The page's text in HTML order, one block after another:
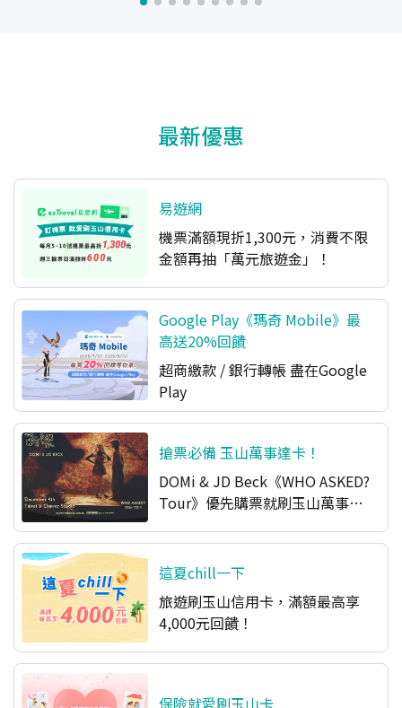
最新優惠
易遊網
機票滿額現折1,300元，消費不限
金額再抽「萬元旅遊金」！
Google Play《瑪奇 Mobile》最
高送20%回饋
超商繳款 / 銀行轉帳 盡在Google
Play​
搶票必備 玉山萬事達卡！
DOMi & JD Beck《WHO ASKED?
Tour》優先購票就刷玉山萬事達
這夏chill一下
旅遊刷玉山信用卡，滿額最高享
4,000元回饋！